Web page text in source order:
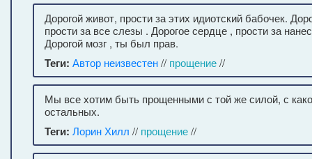
Дорогой живот, прости за этих идиотский бабочек.
прости за все слезы . Дорогое сердце , прости за
Дорогой мозг , ты был прав.
Теги: Автор неизвестен// прощение//
Мы все хотим быть прощенными с той же силой, с
остальных.
Теги: Лорин Хилл // прощение//